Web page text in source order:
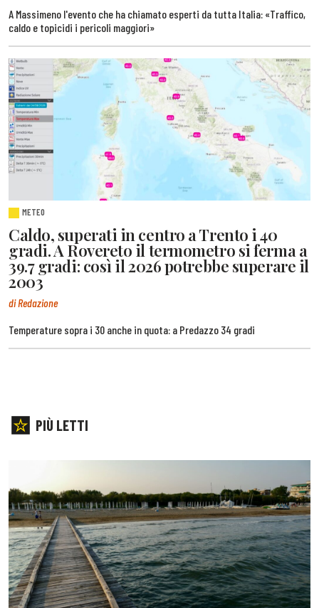
A Massimeno l'evento che ha chiamato esperti da tutta Italia: «Traffico,
caldo e topicidi i pericoli maggiori»
METEO
Caldo, superati in centro a Trento i 40
gradi. A Rovereto il termometro si ferma a
39.7 gradi: così il 2026 potrebbe superare il
2003
di Redazione
Temperature sopra i 30 anche in quota: a Predazzo 34 gradi
PIÙ LETTI